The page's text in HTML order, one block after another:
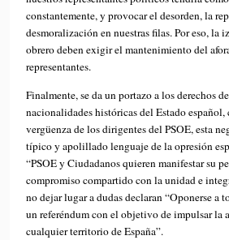
constantemente, y provocar el desorden, la
desmoralización en nuestras filas. Por eso, la
obrero deben exigir el mantenimiento del
representantes.
Finalmente, se da un portazo a los derechos
nacionalidades históricas del Estado español,
vergüenza de los dirigentes del PSOE, esta
típico y apolillado lenguaje de la opresión
“PSOE y Ciudadanos quieren manifestar su
compromiso compartido con la unidad e
no dejar lugar a dudas declaran “Oponerse a
un referéndum con el objetivo de impulsar la
cualquier territorio de España”.